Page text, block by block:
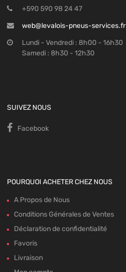
+590 590 98 24 47
web@levalois-pneus-services.fr
Lundi - Vendredi : 8h00 - 16h30
Samedi : 8h30 - 12h30
SUIVEZ NOUS
Facebook
POURQUOI ACHETER CHEZ NOUS
A Propos de Nous
Conditions Générales de Ventes
Déclaration de confidentialité
Favoris
Livraison